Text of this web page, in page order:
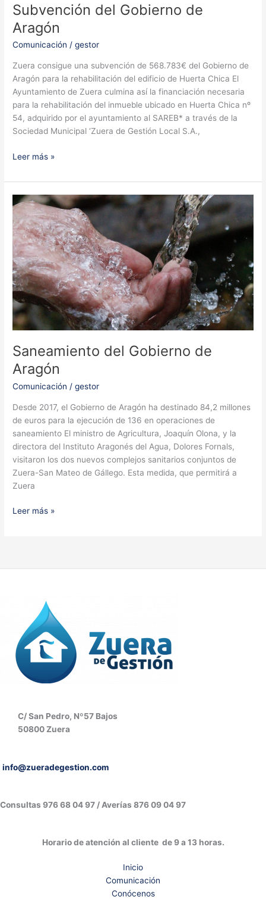
Subvención del Gobierno de
Aragón
Comunicación /gestor
Zuera consigue una subvención de 568.783€ del Gobierno de
Aragón para la rehabilitación del edificio de Huerta Chica El
Ayuntamiento de Zuera culmina así la financiación necesaria
para la rehabilitación del inmueble ubicado en Huerta Chica nº
54, adquirido por el ayuntamiento al SAREB* a través de la
Sociedad Municipal ‘Zuera de Gestión Local S.A.,
Subvención
Gobierno
de
Aragón
Leer más »
Saneamiento del Gobierno de
Aragón
Comunicación /gestor
Desde 2017, el Gobierno de Aragón ha destinado 84,2 millones
de euros para la ejecución de 136 en operaciones de
saneamiento El ministro de Agricultura, Joaquín Olona, ​​y la
directora del Instituto Aragonés del Agua, Dolores Fornals,
visitaron los dos nuevos complejos sanitarios conjuntos de
Zuera-San Mateo de Gállego. Esta medida, que permitirá a
Zuera
Saneamiento
Leer más »
C/ San Pedro, Nº57 Bajos
50800 Zuera
info@zueradegestion.com
Consultas 976 68 04 97 / Averías 876 09 04 97
Horario de atención al cliente de 9 a 13 horas.
Inicio
Comunicación
Conócenos